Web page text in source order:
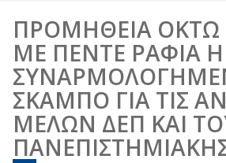
ΠΡΟΜΗΘΕΙΑ
ΜΕ ΠΕΝΤΕ ΡΑΦΙΑ
ΣΚΑΜΠΟ ΓΙΑ ΤΙΣ
ΜΕΛΩΝ ΔΕΠ ΚΑΙ